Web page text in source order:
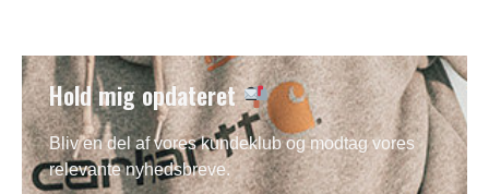
Hold mig opdateret
Bliv en del af vores kundeklub og modtag vores
relevante nyhedsbreve.